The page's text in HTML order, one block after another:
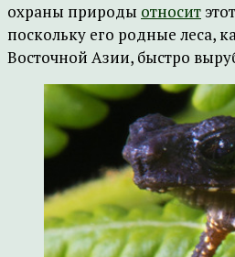
охраны природы относит
поскольку его родные леса,
Восточной Азии, быстро